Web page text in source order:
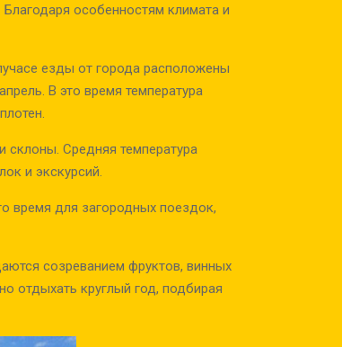
особенностям климата и
езды от города расположены
В это время температура
Средняя температура
и экскурсий.
время для загородных поездок,
созреванием фруктов, винных
отдыхать круглый год, подбирая